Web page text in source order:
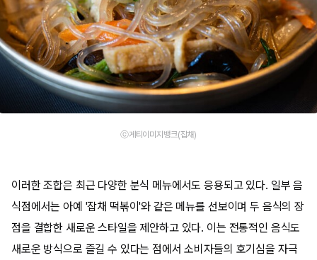
ⓒ게티이미지뱅크(잡채)
이러한 조합은 최근 다양한 분식 메뉴에서도 응용되고 있다. 일부 음
식점에서는 아예 '잡채 떡볶이'와 같은 메뉴를 선보이며 두 음식의 장
점을 결합한 새로운 스타일을 제안하고 있다. 이는 전통적인 음식도
새로운 방식으로 즐길 수 있다는 점에서 소비자들의 호기심을 자극